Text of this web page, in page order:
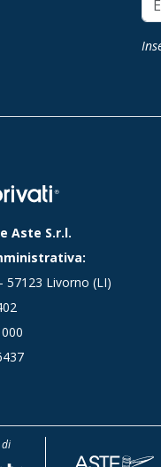
Aste S.r.l.
57123 Livorno (LI)